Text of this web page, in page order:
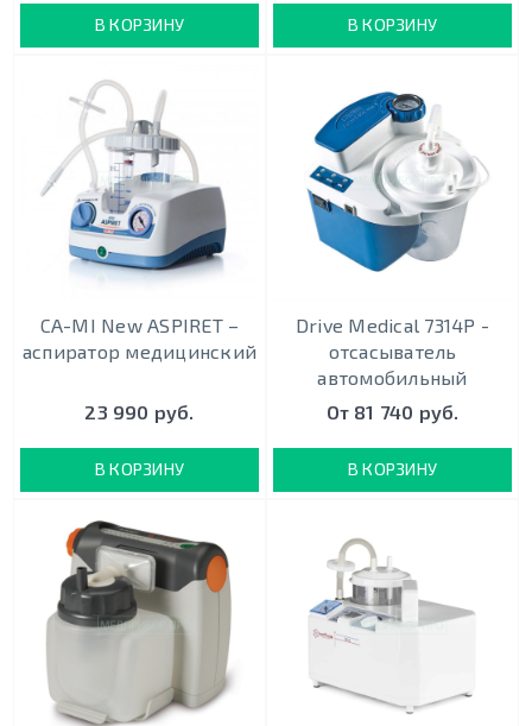
В КОРЗИНУ В КОРЗИНУ
CA-MI New ASPIRET –
аспиратор медицинский
23 990 руб.
В КОРЗИНУ
Drive Medical 7314P -
отсасыватель
автомобильный
От 81 740 руб.
В КОРЗИНУ